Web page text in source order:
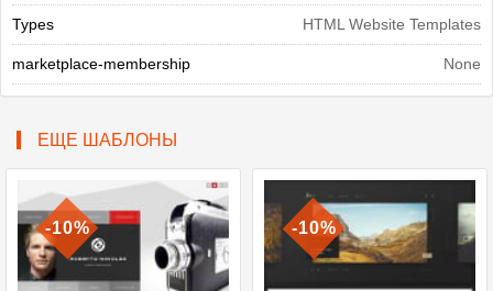
Types HTML Website Templates
marketplace-membership None
ЕЩЕ ШАБЛОНЫ
-10% -10%